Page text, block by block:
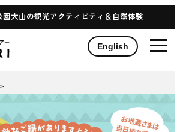
園大山の観光アクティビティ＆自然体験
English
>